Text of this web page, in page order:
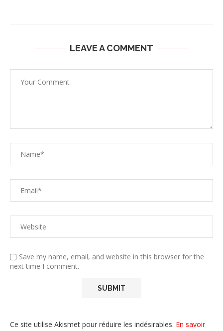
LEAVE A COMMENT
Save my name, email, and website in this browser for the
next time I comment.
Ce site utilise Akismet pour réduire les indésirables. En savoir